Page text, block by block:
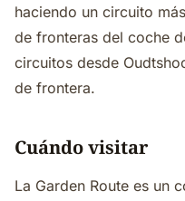
haciendo un circuito
de fronteras del coche
circuitos desde
de frontera.
Cuándo visitar
La Garden Route es un